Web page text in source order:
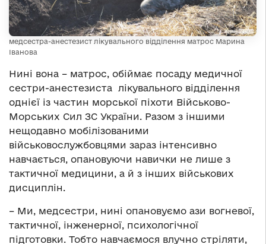
медсестра-анестезист лікувального відділення матрос Марина
Іванова
Нині вона – матрос, обіймає посаду медичної
сестри-анестезиста лікувального відділення
однієї із частин морської піхоти Військово-
Морських Сил ЗС України. Разом з іншими
нещодавно мобілізованими
військовослужбовцями зараз інтенсивно
навчається, опановуючи навички не лише з
тактичної медицини, а й з інших військових
дисциплін.
– Ми, медсестри, нині опановуємо ази вогневої,
тактичної, інженерної, психологічної
підготовки. Тобто навчаємося влучно стріляти,